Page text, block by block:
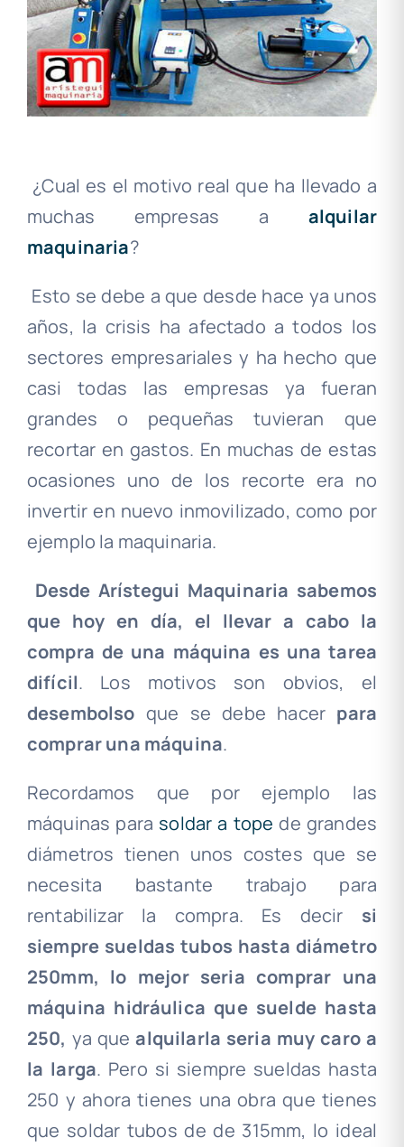
¿Cual es el motivo real que ha llevado a
muchas empresas a alquilar
maquinaria?
Esto se debe a que desde hace ya unos
años, la crisis ha afectado a todos los
sectores empresariales y ha hecho que
casi todas las empresas ya fueran
grandes o pequeñas tuvieran que
recortar en gastos. En muchas de estas
ocasiones uno de los recorte era no
invertir en nuevo inmovilizado, como por
ejemplo la maquinaria.
Desde Arístegui Maquinaria sabemos
que hoy en día, el llevar a cabo la
compra de una máquina es una tarea
difícil. Los motivos son obvios, el
desembolso que se debe hacer para
comprar una máquina.
Recordamos que por ejemplo las
máquinas para soldar a tope de grandes
diámetros tienen unos costes que se
necesita bastante trabajo para
rentabilizar la compra. Es decir si
siempre sueldas tubos hasta diámetro
250mm, lo mejor seria comprar una
máquina hidráulica que suelde hasta
250, ya quealquilarla seria muy caro a
la larga. Pero si siempre sueldas hasta
250 y ahora tienes una obra que tienes
que soldar tubos de de 315mm, lo ideal